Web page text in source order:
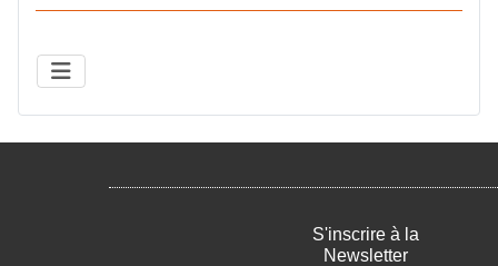
S'inscrire à la
Newsletter